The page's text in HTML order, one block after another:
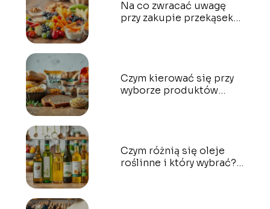
Na co zwracać uwagę
przy zakupie przekąsek
Czym kierować się przy
wyborze produktów
Czym różnią się oleje
roślinne i który wybrać?